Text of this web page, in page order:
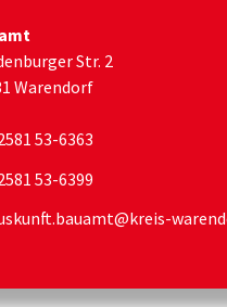
Str. 2
Warendorf
53-6363
53-6399